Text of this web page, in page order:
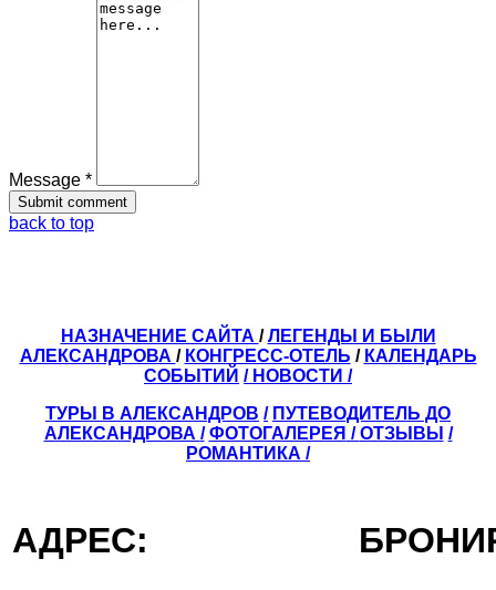
Message *
back to top
НАЗНАЧЕНИЕ САЙТА /ЛЕГЕНДЫ И БЫЛИ
АЛЕКСАНДРОВА / КОНГРЕСС-ОТЕЛЬ / КАЛЕНДАРЬ
СОБЫТИЙ / НОВОСТИ /
ТУРЫ В АЛЕКСАНДРОВ / ПУТЕВОДИТЕЛЬ ДО
АЛЕКСАНДРОВА / ФОТОГАЛЕРЕЯ /ОТЗЫВЫ /
РОМАНТИКА /
АДРЕС: